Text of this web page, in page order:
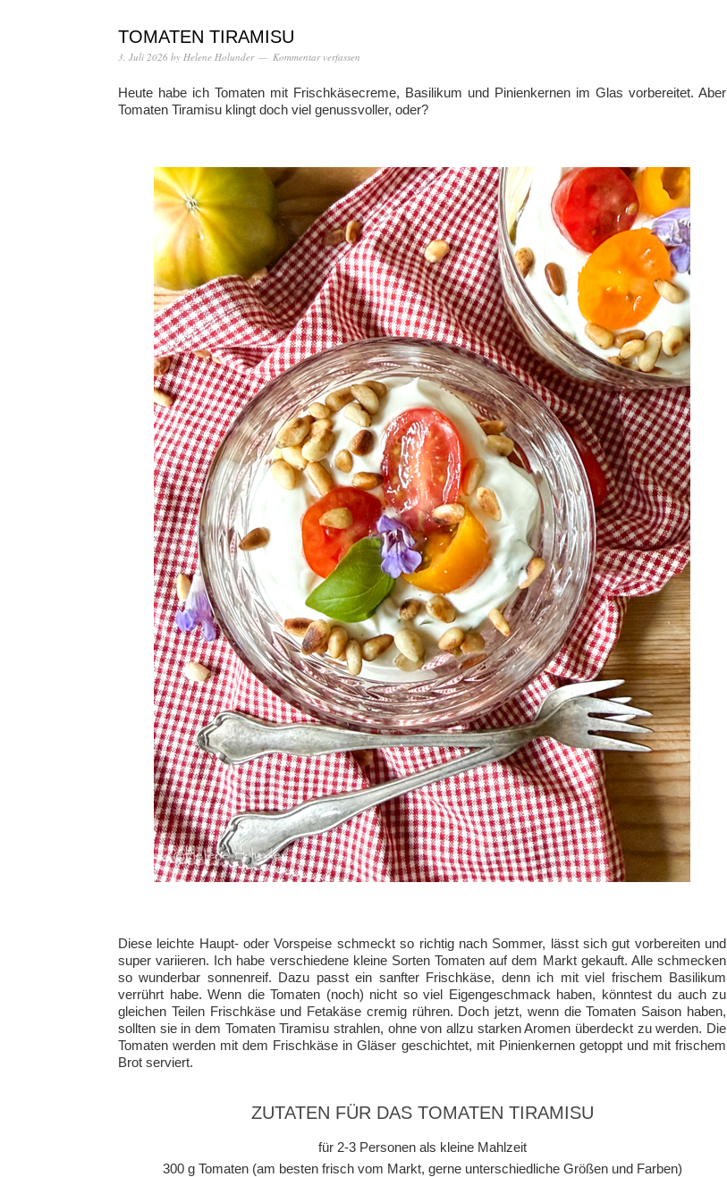
TOMATEN TIRAMISU
3. Juli 2026 by Helene Holunder Kommentar verfassen
Heute habe ich Tomaten mit Frischkäsecreme, Basilikum und Pinienkernen im Glas vorbereitet. Aber
Tomaten Tiramisu klingt doch viel genussvoller, oder?
Diese leichte Haupt- oder Vorspeise schmeckt so richtig nach Sommer, lässt sich gut vorbereiten und
super variieren. Ich habe verschiedene kleine Sorten Tomaten auf dem Markt gekauft. Alle schmecken
so wunderbar sonnenreif. Dazu passt ein sanfter Frischkäse, denn ich mit viel frischem Basilikum
verrührt habe. Wenn die Tomaten (noch) nicht so viel Eigengeschmack haben, könntest du auch zu
gleichen Teilen Frischkäse und Fetakäse cremig rühren. Doch jetzt, wenn die Tomaten Saison haben,
sollten sie in dem Tomaten Tiramisu strahlen, ohne von allzu starken Aromen überdeckt zu werden. Die
Tomaten werden mit dem Frischkäse in Gläser geschichtet, mit Pinienkernen getoppt und mit frischem
Brot serviert.
ZUTATEN FÜR DAS TOMATEN TIRAMISU
für 2-3 Personen als kleine Mahlzeit
300 g Tomaten (am besten frisch vom Markt, gerne unterschiedliche Größen und Farben)